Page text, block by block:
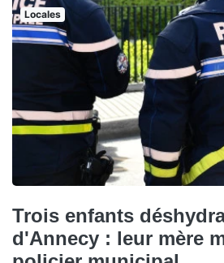
Locales
Trois enfants
d'Annecy : leur mère